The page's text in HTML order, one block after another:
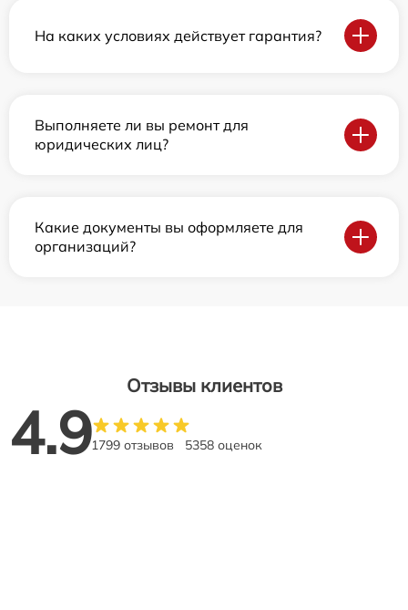
На каких условиях действует гарантия?
Выполняете ли вы ремонт для
юридических лиц?
Какие документы вы оформляете для
организаций?
Отзывы клиентов
4.91799 отзывов 5358 оценок